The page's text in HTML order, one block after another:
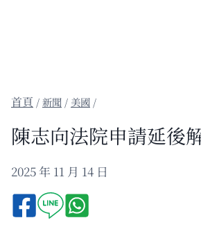
/新聞 / 美國 /
陳志向法院申請延後
2025 年 11 月 14 日